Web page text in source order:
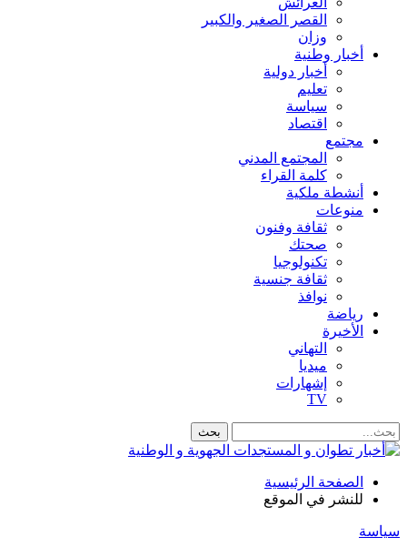
القصر الصغير والكبير
وزان
أخبار وطنية
أخبار دولية
تعليم
سياسة
اقتصاد
مجتمع
المجتمع المدني
كلمة القراء
أنشطة ملكية
منوعات
ثقافة وفنون
صحتك
تكنولوجيا
ثقافة جنسية
نوافذ
رياضة
الأخيرة
التهاني
ميديا
إشهارات
TV
الصفحة الرئيسية
للنشر في الموقع
سياسة